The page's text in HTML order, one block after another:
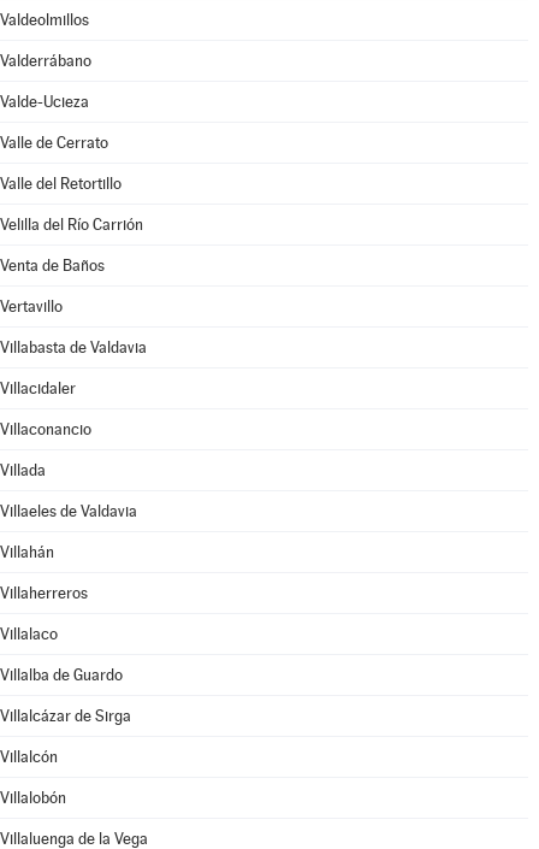
Valdeolmillos
Valderrábano
Valde-Ucieza
Valle de Cerrato
Valle del Retortillo
Velilla del Río Carrión
Venta de Baños
Vertavillo
Villabasta de Valdavia
Villacidaler
Villaconancio
Villada
Villaeles de Valdavia
Villahán
Villaherreros
Villalaco
Villalba de Guardo
Villalcázar de Sirga
Villalcón
Villalobón
Villaluenga de la Vega